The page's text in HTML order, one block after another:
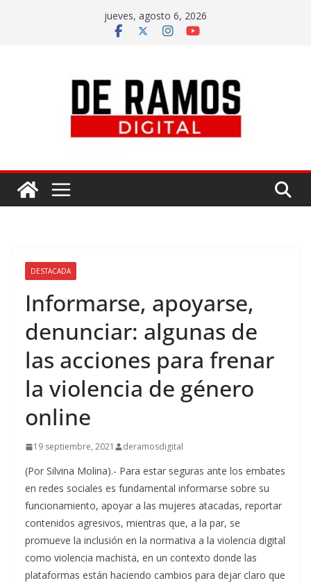
jueves, agosto 6, 2026
DESTACADA
Informarse, apoyarse,
denunciar: algunas de
las acciones para frenar
la violencia de género
online
19 septiembre, 2021 deramosdigital
(Por Silvina Molina).- Para estar seguras ante los embates
en redes sociales es fundamental informarse sobre su
funcionamiento, apoyar a las mujeres atacadas, reportar
contenidos agresivos, mientras que, a la par, se
promueve la inclusión en la normativa a la violencia digital
como violencia machista, en un contexto donde las
plataformas están haciendo cambios para dejar claro que